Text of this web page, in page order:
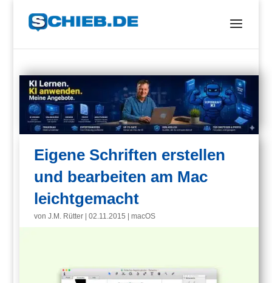
Eigene Schriften erstellen
und bearbeiten am Mac
leichtgemacht
vonJ.M. Rütter |02.11.2015 |macOS